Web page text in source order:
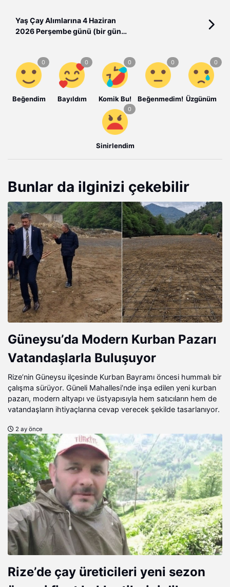
Yaş Çay Alımlarına 4 Haziran
2026 Perşembe günü (bir gün
Beğendim Bayıldım Komik Bu! Beğenmedim! Üzgünüm
Sinirlendim
Bunlar da ilginizi çekebilir
Güneysu’da Modern Kurban Pazarı
Vatandaşlarla Buluşuyor
Rize’nin Güneysu ilçesinde Kurban Bayramı öncesi hummalı bir
çalışma sürüyor. Güneli Mahallesi’nde inşa edilen yeni kurban
pazarı, modern altyapı ve üstyapısıyla hem satıcıların hem de
vatandaşların ihtiyaçlarına cevap verecek şekilde tasarlanıyor.
2 ay önce
Rize’de çay üreticileri yeni sezon